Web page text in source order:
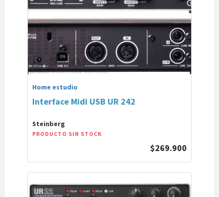
Home estudio
Interface Midi USB UR 242
Steinberg
PRODUCTO SIN STOCK
$269.900